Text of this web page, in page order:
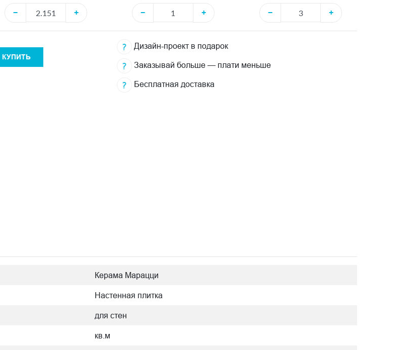
−
+
−
+
−
+
КУПИТЬ
Дизайн-проект в подарок
Заказывай больше — плати меньше
Бесплатная доставка
Керама Марацци
Настенная плитка
для стен
кв.м